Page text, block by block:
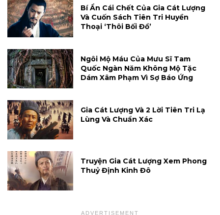
Bí Ẩn Cái Chết Của Gia Cát Lượng
Và Cuốn Sách Tiên Tri Huyền
Thoại ‘Thôi Bối Đồ’
Ngôi Mộ Máu Của Mưu Sĩ Tam
Quốc Ngàn Năm Không Mộ Tặc
Dám Xâm Phạm Vì Sợ Báo Ứng
Gia Cát Lượng Và 2 Lời Tiên Tri Lạ
Lùng Và Chuẩn Xác
Truyện Gia Cát Lượng Xem Phong
Thuỷ Định Kinh Đô